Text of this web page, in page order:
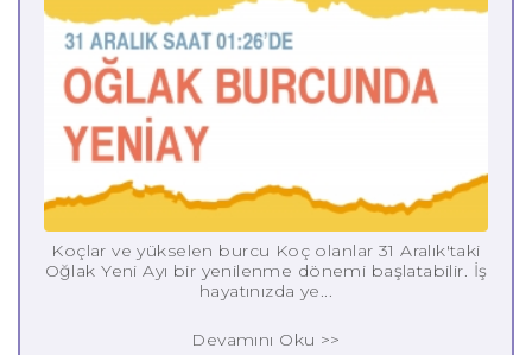
Koçlar ve yükselen burcu Koç olanlar 31 Aralık'taki
Oğlak Yeni Ayı bir yenilenme dönemi başlatabilir. İş
hayatınızda ye...
Devamını Oku >>